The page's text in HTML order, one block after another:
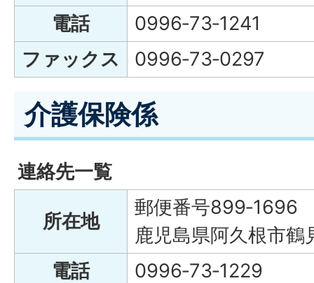
電話
0996‐73‐1241
ファックス
0996‐73‐0297
介護保険係
連絡先一覧
所在地
郵便番号899‐1696
鹿児島県阿久根市
電話
0996‐73‐1229